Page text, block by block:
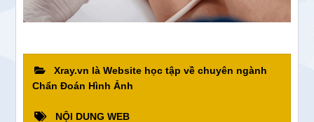
Xray.vn là Website học tập về chuyên ngành
Chẩn Đoán Hình Ảnh
NỘI DUNG WEB